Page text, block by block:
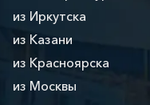
из Иркутска
из Казани
из Красноярска
из Москвы